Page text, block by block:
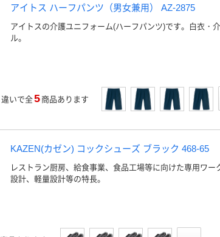
アイトス ハーフパンツ（男女兼用） AZ-2875
アイトスの介護ユニフォーム(ハーフパンツ)です。白衣・
ル。
違いで全5 商品あります
KAZEN(カゼン) コックシューズ ブラック 468-65
レストラン厨房、給食事業、食品工場等に向けた専用ワ
設計、軽量設計等の特長。